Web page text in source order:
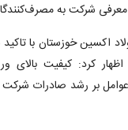
و معرفی شرکت به
اکسین خوزستان با
کرد: کیفیت
بر رشد صادرات